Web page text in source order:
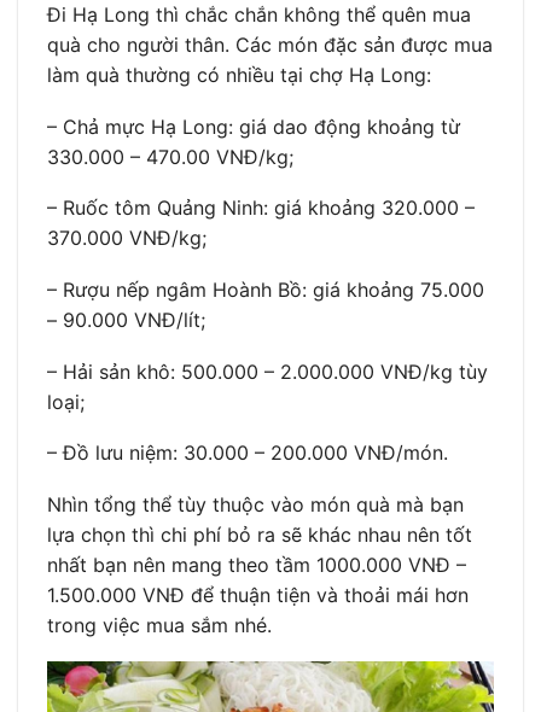
Đi Hạ Long thì chắc chắn không thể quên mua
quà cho người thân. Các món đặc sản được mua
làm quà thường có nhiều tại chợ Hạ Long:
– Chả mực Hạ Long: giá dao động khoảng từ
330.000 – 470.00 VNĐ/kg;
– Ruốc tôm Quảng Ninh: giá khoảng 320.000 –
370.000 VNĐ/kg;
– Rượu nếp ngâm Hoành Bồ: giá khoảng 75.000
– 90.000 VNĐ/lít;
– Hải sản khô: 500.000 – 2.000.000 VNĐ/kg tùy
loại;
– Đồ lưu niệm: 30.000 – 200.000 VNĐ/món.
Nhìn tổng thể tùy thuộc vào món quà mà bạn
lựa chọn thì chi phí bỏ ra sẽ khác nhau nên tốt
nhất bạn nên mang theo tầm 1000.000 VNĐ –
1.500.000 VNĐ để thuận tiện và thoải mái hơn
trong việc mua sắm nhé.